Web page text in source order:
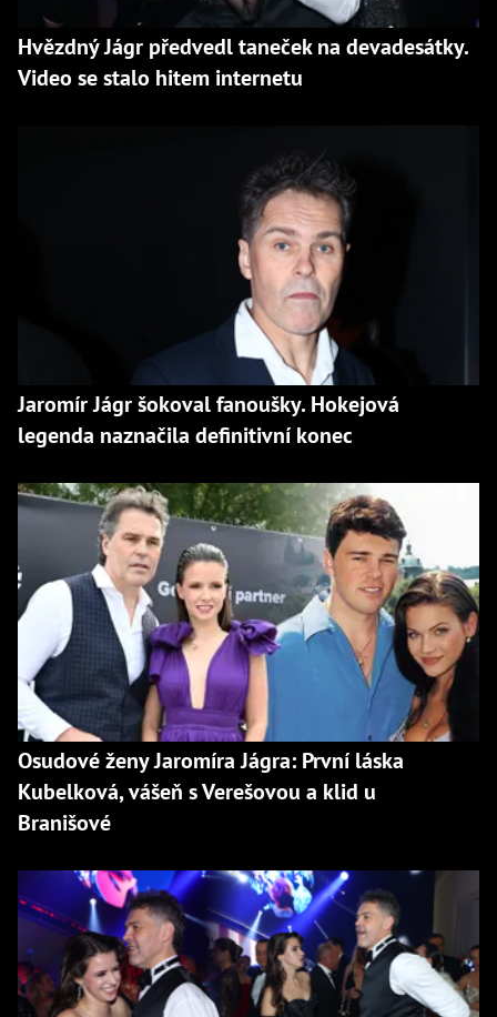
Hvězdný Jágr předvedl taneček na devadesátky.
Video se stalo hitem internetu
Jaromír Jágr šokoval fanoušky. Hokejová
legenda naznačila definitivní konec
Osudové ženy Jaromíra Jágra: První láska
Kubelková, vášeň s Verešovou a klid u
Branišové